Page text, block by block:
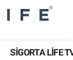
SİGORTA LİFE